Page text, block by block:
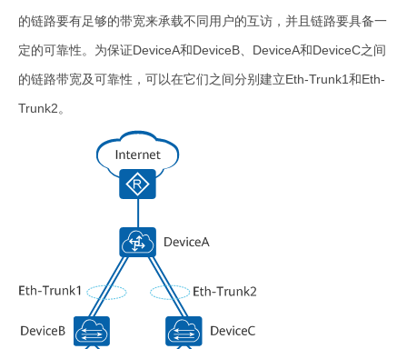
的链路要有足够的带宽来承载不同用户的互访，并且链路要具备一
定的可靠性。为保证DeviceA和DeviceB、DeviceA和DeviceC之间
的链路带宽及可靠性，可以在它们之间分别建立Eth-Trunk1和Eth-
Trunk2。